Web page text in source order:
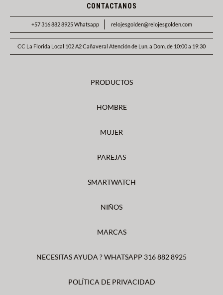
CONTACTANOS
+57 316 882 8925 Whatsapp relojesgolden@relojesgolden.com
CC La Florida Local 102 A2 Cañaveral Atención de Lun. a Dom. de 10:00 a 19:30
PRODUCTOS
HOMBRE
MUJER
PAREJAS
SMARTWATCH
NIÑOS
MARCAS
NECESITAS AYUDA ? WHATSAPP 316 882 8925
POLÍTICA DE PRIVACIDAD